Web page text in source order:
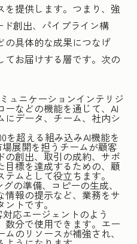
提供します。つまり、強
創出、パイプライン構
の具体的な成果につなげ
てお届けする層です。次の
ミュニケーションインテリジ
ーなどの機能を通じて、AI
にデータ、チーム、社内シ
を超える組み込みAI機能を
展開を担うチームが顧客
の創出、取引の成約、サポ
目標を達成するための、顧
ムとして役立ちます。
の準備、コピーの生成、
報の提示など、業務をサ
トです。
対応エージェントのよう
数分で使用できます。エー
のリソースが補強され、